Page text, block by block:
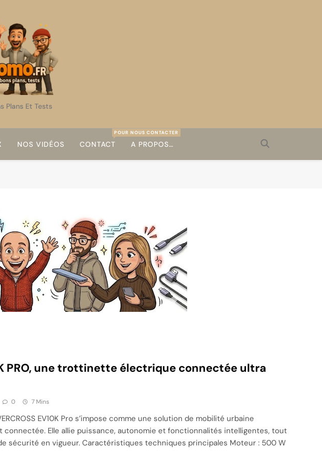
Plans Et Tests
NOS VIDÉOS CONTACT
POUR NOUS CONTACTER
A PROPOS…
PRO, une trottinette électrique connectée ultra
0 7 Mins
EV10K Pro s’impose comme une solution de mobilité urbaine
Elle allie puissance, autonomie et fonctionnalités intelligentes, tout
sécurité en vigueur. Caractéristiques techniques principales Moteur : 500 W